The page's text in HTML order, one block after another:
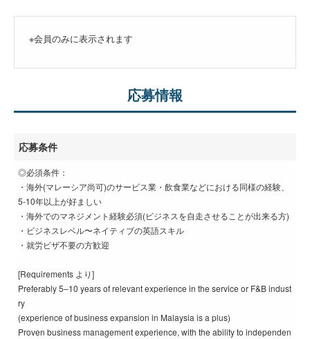
※会員のみに表示されます
応募情報
応募条件
◎必須条件：
・海外(マレーシア尚可)のサービス業・飲食業などにおける同様の経験、
5-10年以上が好ましい
・海外でのマネジメント経験必須(ビジネスを自走させることが出来る方)
・ビジネスレベル〜ネイティブの英語スキル
・就労ビザ不要の方歓迎
[Requirements より]
Preferably 5–10 years of relevant experience in the service or F&B indust
ry
(experience of business expansion in Malaysia is a plus)
Proven business management experience, with the ability to independen